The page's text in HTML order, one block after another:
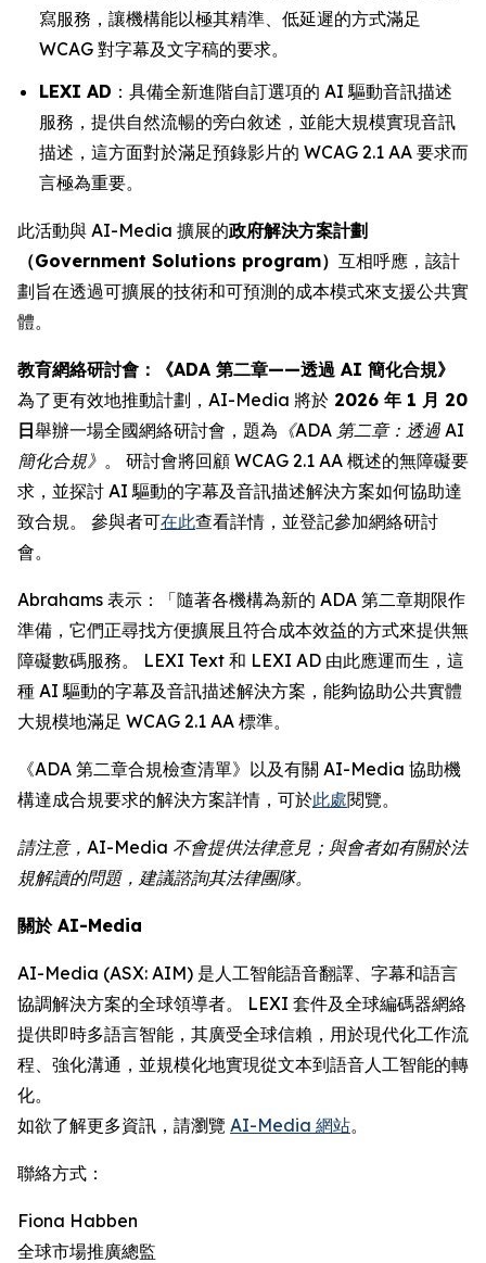
寫服務，讓機構能以極其精準、低延遲的方式滿足
WCAG 對字幕及文字稿的要求。
LEXI AD ：具備全新進階自訂選項的 AI 驅動音訊描述
服務，提供自然流暢的旁白敘述，並能大規模實現音訊
描述，這方面對於滿足預錄影片的 WCAG 2.1 AA 要求而
言極為重要。
此活動與 AI-Media 擴展的政府解決方案計劃
（Government Solutions program） 互相呼應，該計
劃旨在透過可擴展的技術和可預測的成本模式來支援公共實
體。
教育網絡研討會：《ADA 第二章——透過 AI 簡化合規》
為了更有效地推動計劃，AI-Media 將於 2026 年 1 月 20
日舉辦一場全國網絡研討會，題為 《ADA 第二章：透過 AI
簡化合規》 。 研討會將回顧 WCAG 2.1 AA 概述的無障礙要
求，並探討 AI 驅動的字幕及音訊描述解決方案如何協助達
致合規。 參與者可在此查看詳情，並登記參加網絡研討
會。
Abrahams 表示：「隨著各機構為新的 ADA 第二章期限作
準備，它們正尋找方便擴展且符合成本效益的方式來提供無
障礙數碼服務。 LEXI Text 和 LEXI AD 由此應運而生，這
種 AI 驅動的字幕及音訊描述解決方案，能夠協助公共實體
大規模地滿足 WCAG 2.1 AA 標準。
《ADA 第二章合規檢查清單》以及有關 AI-Media 協助機
構達成合規要求的解決方案詳情，可於此處閱覽。
請注意，AI-Media 不會提供法律意見；與會者如有關於法
規解讀的問題，建議諮詢其法律團隊。
關於 AI-Media
AI-Media (ASX: AIM) 是人工智能語音翻譯、字幕和語言
協調解決方案的全球領導者。 LEXI 套件及全球編碼器網絡
提供即時多語言智能，其廣受全球信賴，用於現代化工作流
程、強化溝通，並規模化地實現從文本到語音人工智能的轉
化。
如欲了解更多資訊，請瀏覽 AI-Media 網站。
聯絡方式：
Fiona Habben
全球市場推廣總監